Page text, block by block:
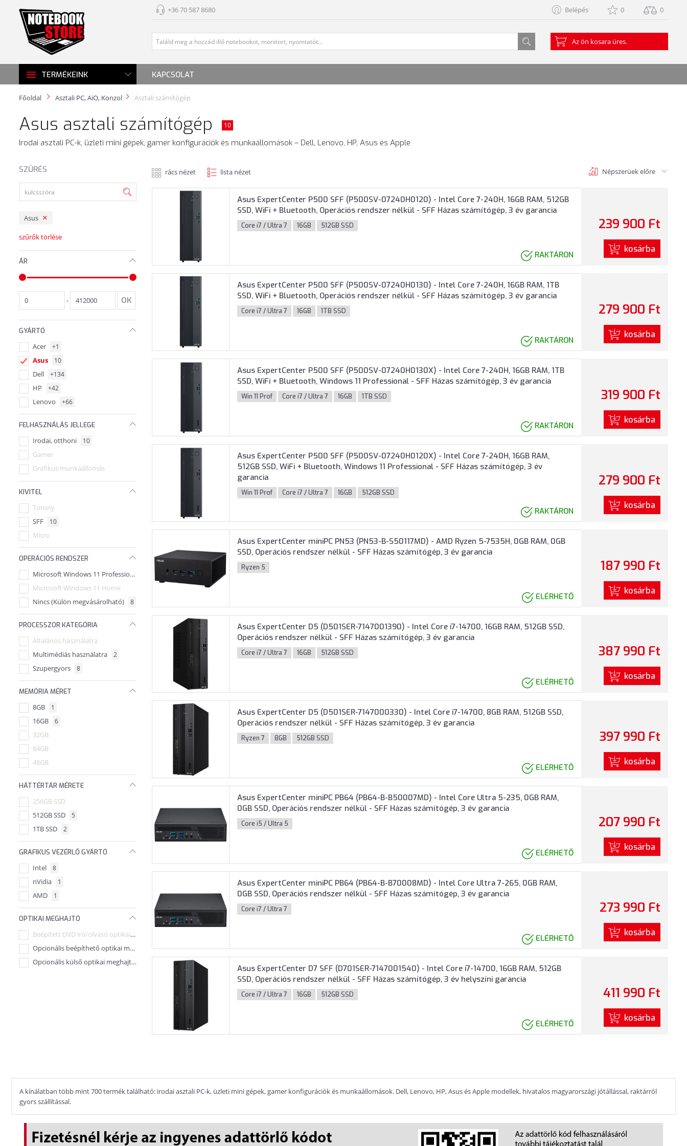
+36 70 587 8680 Belépés 0 0
Az ön kosara üres.
TERMÉKEINK KAPCSOLAT
Főoldal Asztali PC, AiO, Konzol Asztali számítógép
Asus asztali számítógép 10
Irodai asztali PC-k, üzleti mini gépek, gamer konfigurációk és munkaállomások – Dell, Lenovo, HP, Asus és Apple
SZŰRÉS
Asus
szűrők törlése
ÁR
-
GYÁRTÓ
Acer +1
Asus 10
Dell +134
HP +42
Lenovo +66
FELHASZNÁLÁS JELLEGE
Irodai, otthoni 10
Gamer
Grafikus munkaállomás
KIVITEL
Torony
SFF
10
Micro
OPERÁCIÓS RENDSZER
Microsoft Windows 11 Professional
Microsoft Windows 11 Home
Nincs (Külön megvásárolható)
8
PROCESSZOR KATEGÓRIA
Általános használatra
Multimédiás használatra
2
Szupergyors 8
MEMÓRIA MÉRET
8GB 1
16GB 6
32GB
64GB
48GB
HÁTTÉRTÁR MÉRETE
256GB SSD
512GB SSD
5
1TB SSD 2
GRAFIKUS VEZÉRLŐ GYÁRTÓ
Intel 8
nVidia 1
AMD 1
OPTIKAI MEGHAJTÓ
Beépített DVD író/olvasó optikai meghajtó
Opcionális beépíthető optikai meghajtó (Külön megv
6
Opcionális külső optikai meghajtó (Külön megvásáro 4
rács nézet lista nézet Népszerüek előre
Asus ExpertCenter P500 SFF (P500SV-07240H0120) - Intel Core 7-240H, 16GB RAM, 512GB
SSD, WiFi + Bluetooth, Operációs rendszer nélkül - SFF Házas számítógép, 3 év garancia
Core i7 / Ultra 7 16GB 512GB SSD
RAKTÁRON
239 900 Ft
kosárba
Asus ExpertCenter P500 SFF (P500SV-07240H0130) - Intel Core 7-240H, 16GB RAM, 1TB
SSD, WiFi + Bluetooth, Operációs rendszer nélkül - SFF Házas számítógép, 3 év garancia
Core i7 / Ultra 7 16GB 1TB SSD
RAKTÁRON
279 900 Ft
kosárba
Asus ExpertCenter P500 SFF (P500SV-07240H0130X) - Intel Core 7-240H, 16GB RAM, 1TB
SSD, WiFi + Bluetooth, Windows 11 Professional - SFF Házas számítógép, 3 év garancia
Win 11 Prof Core i7 / Ultra 7 16GB 1TB SSD
RAKTÁRON
319 900 Ft
kosárba
Asus ExpertCenter P500 SFF (P500SV-07240H0120X) - Intel Core 7-240H, 16GB RAM,
512GB SSD, WiFi + Bluetooth, Windows 11 Professional - SFF Házas számítógép, 3 év
garancia
Win 11 Prof Core i7 / Ultra 7 16GB 512GB SSD
RAKTÁRON
279 900 Ft
kosárba
Asus ExpertCenter miniPC PN53 (PN53-B-S50117MD) - AMD Ryzen 5-7535H, 0GB RAM, 0GB
SSD, Operációs rendszer nélkül - SFF Házas számítógép, 3 év garancia
Ryzen 5
ELÉRHETŐ
187 990 Ft
kosárba
Asus ExpertCenter D5 (D501SER-7147001390) - Intel Core i7-14700, 16GB RAM, 512GB SSD,
Operációs rendszer nélkül - SFF Házas számítógép, 3 év garancia
Core i7 / Ultra 7 16GB 512GB SSD
ELÉRHETŐ
387 990 Ft
kosárba
Asus ExpertCenter D5 (D501SER-7147000330) - Intel Core i7-14700, 8GB RAM, 512GB SSD,
Operációs rendszer nélkül - SFF Házas számítógép, 3 év garancia
Ryzen 7 8GB 512GB SSD
ELÉRHETŐ
397 990 Ft
kosárba
Asus ExpertCenter miniPC PB64 (PB64-B-B50007MD) - Intel Core Ultra 5-235, 0GB RAM,
0GB SSD, Operációs rendszer nélkül - SFF Házas számítógép, 3 év garancia
Core i5 / Ultra 5
ELÉRHETŐ
207 990 Ft
kosárba
Asus ExpertCenter miniPC PB64 (PB64-B-B70008MD) - Intel Core Ultra 7-265, 0GB RAM,
0GB SSD, Operációs rendszer nélkül - SFF Házas számítógép, 3 év garancia
Core i7 / Ultra 7
ELÉRHETŐ
273 990 Ft
kosárba
Asus ExpertCenter D7 SFF (D701SER-7147001540) - Intel Core i7-14700, 16GB RAM, 512GB
SSD, Operációs rendszer nélkül - SFF Házas számítógép, 3 év helyszíni garancia
Core i7 / Ultra 7 16GB 512GB SSD
ELÉRHETŐ
411 990 Ft
kosárba
A kínálatban több mint 700 termék található: irodai asztali PC-k, üzleti mini gépek, gamer konfigurációk és munkaállomások. Dell, Lenovo, HP, Asus és Apple modellek, hivatalos magyarországi jótállással, raktárról
gyors szállítással.